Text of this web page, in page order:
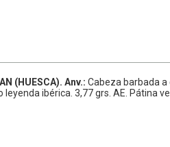
(HUESCA). Anv.: Cabeza barbada a
leyenda ibérica. 3,77 grs. AE. Pátina